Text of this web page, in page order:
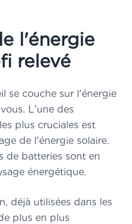
l'énergie
relevé
se couche sur l'énergie
L'une des
plus cruciales est
de l'énergie solaire.
de batteries sont en
énergétique.
déjà utilisées dans les
plus en plus